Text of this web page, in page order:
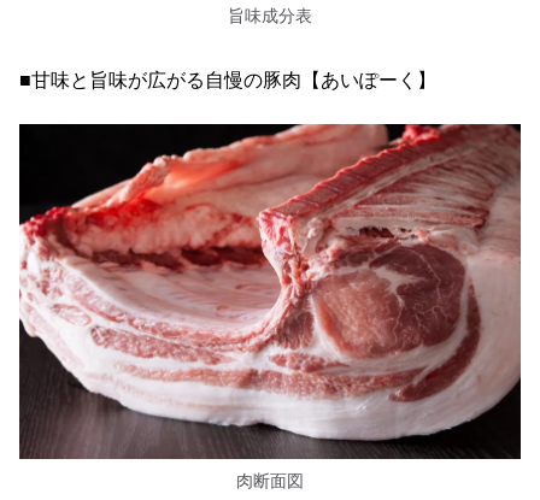
旨味成分表
■甘味と旨味が広がる自慢の豚肉【あいぽーく】
肉断面図